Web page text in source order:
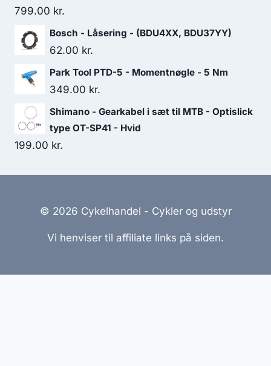
799.00 kr.
Bosch - Låsering - (BDU4XX, BDU37YY)
62.00 kr.
Park Tool PTD-5 - Momentnøgle - 5 Nm
349.00 kr.
Shimano - Gearkabel i sæt til MTB - Optislick
type OT-SP41 - Hvid
199.00 kr.
© 2026 Cykelhandel - Cykler og udstyr
Vi henviser til affiliate links på siden.